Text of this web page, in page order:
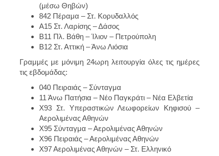
(μέσω Θηβών)
842 Πέραμα – Στ. Κορυδαλλός
Α15 Στ. Λαρίσης – Δάσος
Β11 Πλ. Βάθη – Ίλιον – Πετρούπολη
Β12 Στ. Αττική – Άνω Λιόσια
Γραμμές με μόνιμη 24ωρη λειτουργία όλες τις ημέρες
τις εβδομάδας:
040 Πειραιάς – Σύνταγμα
11 Άνω Πατήσια – Νέο Παγκράτι – Νέα Ελβετία
Χ93 Στ. Υπεραστικών Λεωφορείων Κηφισού –
Αερολιμένας Αθηνών
Χ95 Σύνταγμα – Αερολιμένας Αθηνών
Χ96 Πειραιάς – Αερολιμένας Αθηνών
Χ97 Αερολιμένας Αθηνών – Στ. Ελληνικό